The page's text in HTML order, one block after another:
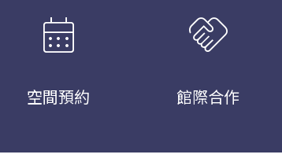
calendar_month
空間預約
handshake
館際合作